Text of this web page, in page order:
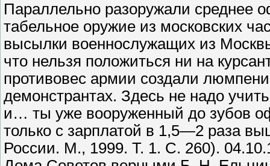
Параллельно разоружали среднее
табельное оружие из московских
высылки военнослужащих из
что нельзя положиться ни на
противовес армии создали
демонстрантах. Здесь не надо
и… ты уже вооруженный до зубов
только с зарплатой в 1,5—2 раза
России. М., 1999. Т. 1. С. 260).